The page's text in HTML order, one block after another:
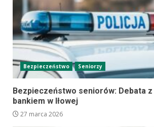
Bezpieczeństwo Seniorzy
Bezpieczeństwo seniorów: Debata
bankiem w Iłowej
27 marca 2026